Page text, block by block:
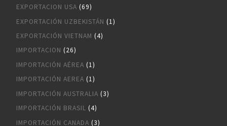
EXPORTACION USA (69)
EXPORTACIÓN UZBEKISTÁN (1)
EXPORTACIÓN VIETNAM (4)
IMPORTACION (26)
IMPORTACIÓN AÉREA (1)
IMPORTACIÓN AEREA (1)
IMPORTACIÓN AUSTRALIA (3)
IMPORTACIÓN BRASIL (4)
IMPORTACIÓN CANADA (3)